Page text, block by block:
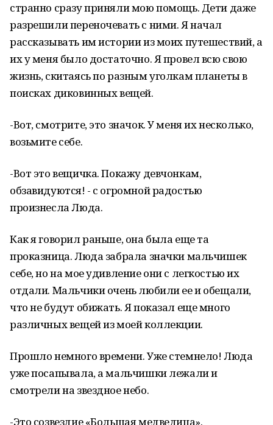
странно сразу приняли мою помощь. Дети даже
разрешили переночевать с ними. Я начал
рассказывать им истории из моих путешествий, а
их у меня было достаточно. Я провел всю свою
жизнь, скитаясь по разным уголкам планеты в
поисках диковинных вещей.
-Вот, смотрите, это значок. У меня их несколько,
возьмите себе.
-Вот это вещичка. Покажу девчонкам,
обзавидуются! - с огромной радостью
произнесла Люда.
Как я говорил раньше, она была еще та
проказница. Люда забрала значки мальчишек
себе, но на мое удивление они с легкостью их
отдали. Мальчики очень любили ее и обещали,
что не будут обижать. Я показал еще много
различных вещей из моей коллекции.
Прошло немного времени. Уже стемнело! Люда
уже посапывала, а мальчишки лежали и
смотрели на звездное небо.
-Это созвездие «Большая медведица».